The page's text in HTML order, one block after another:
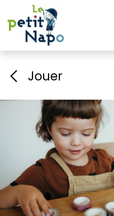
Se rendre au
Jouer